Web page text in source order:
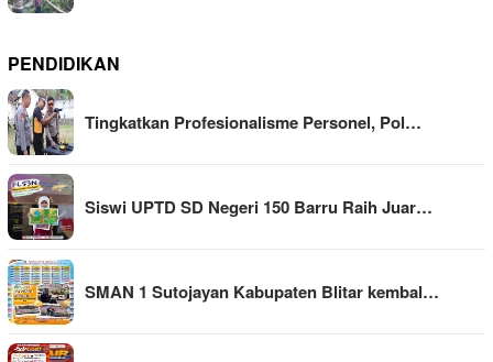
PENDIDIKAN
Tingkatkan Profesionalisme Personel, Pol…
Siswi UPTD SD Negeri 150 Barru Raih Juar…
SMAN 1 Sutojayan Kabupaten Blitar kembal…